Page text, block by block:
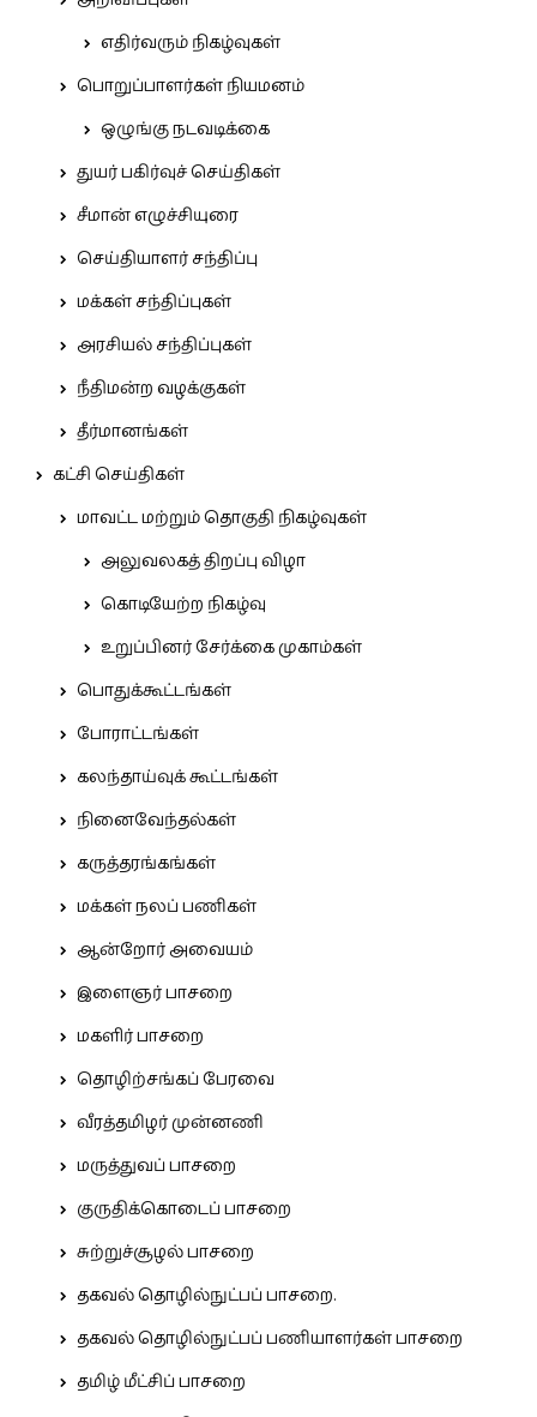
எதிர்வரும் நிகழ்வுகள்
பொறுப்பாளர்கள் நியமனம்
ஒழுங்கு நடவடிக்கை
துயர் பகிர்வுச் செய்திகள்
சீமான் எழுச்சியுரை
செய்தியாளர் சந்திப்பு
மக்கள் சந்திப்புகள்
அரசியல் சந்திப்புகள்
நீதிமன்ற வழக்குகள்
தீர்மானங்கள்
கட்சி செய்திகள்
மாவட்ட மற்றும் தொகுதி நிகழ்வுகள்
அலுவலகத் திறப்பு விழா
கொடியேற்ற நிகழ்வு
உறுப்பினர் சேர்க்கை முகாம்கள்
பொதுக்கூட்டங்கள்
போராட்டங்கள்
கலந்தாய்வுக் கூட்டங்கள்
நினைவேந்தல்கள்
கருத்தரங்கங்கள்
மக்கள் நலப் பணிகள்
ஆன்றோர் அவையம்
இளைஞர் பாசறை
மகளிர் பாசறை
தொழிற்சங்கப் பேரவை
வீரத்தமிழர் முன்னணி
மருத்துவப் பாசறை
குருதிக்கொடைப் பாசறை
சுற்றுச்சூழல் பாசறை
தகவல் தொழில்நுட்பப் பாசறை.
தகவல் தொழில்நுட்பப் பணியாளர்கள் பாசறை
தமிழ் மீட்சிப் பாசறை